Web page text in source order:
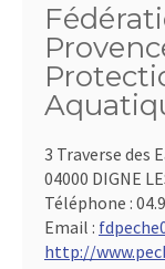
3 Traverse des
04000 DIGNE
Téléphone :
Email :
http://